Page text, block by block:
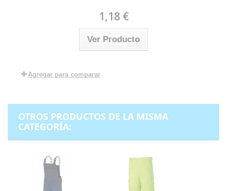
1,18 €
Ver Producto
Agregar para comparar
OTROS PRODUCTOS DE LA MISMA
CATEGORÍA: